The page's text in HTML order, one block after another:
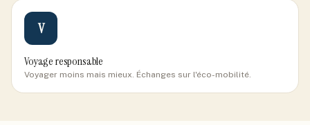
V
Voyage responsable
Voyager moins mais mieux. Échanges sur l'éco-mobilité.